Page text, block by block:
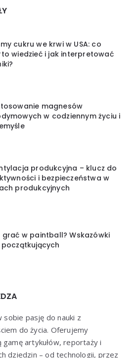
cukru we krwi w USA: co
wiedzieć i jak interpretować
magnesów
w codziennym życiu i
produkcyjna – klucz do
i bezpieczeństwa w
produkcyjnych
grać w paintball? Wskazówki
sobie pasję do nauki z
do życia. Oferujemy
artykułów, reportaży i
dziedzin – od technologii, przez